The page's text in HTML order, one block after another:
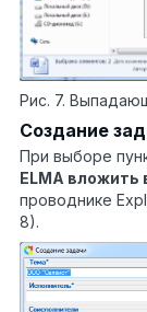
Рис. 7.
Создание
При выборе
ELMA вложить
проводнике
8).